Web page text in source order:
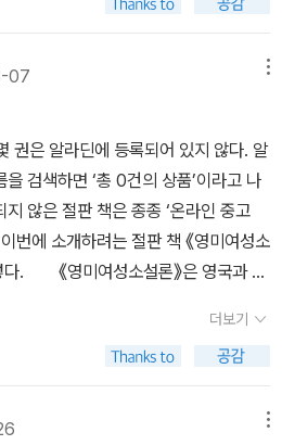
책 제목은 출판되어 있는 책의 제목
자> (개정 전) 에 나오는 제목과 차
페이지에 걸쳐 다루고 있는 작품만 포
< 볼드+파란색 글씨 순으로 내용 이
다 (제 생각). - 북플에서는 이 구분이
경우 포함시키지 않았습니다.* 마거
우닝, 에밀리 브론테 등에 대해 궁금하
발견>이 도움이 됩니다. * 제가 모
정 반영하겠습니다 :)+ 밀턴의 <실낙
은 느낌이 드는군요.
(소설)은 모두 일곱 편으로, 샬럿 4
가운데 샬럿의 <셜리>(1849)와 앤
이 (분명치 않은 이유로) 아직 국
<제인 에어>를 골랐는데, <빌레트>
지 않았지만, 새 번역본이 없다는 핑계
던 창비판 <빌레뜨>가 세계문학전집
레트>를 포함하면 다른 작가의 작품
일정이라서 고심이 된다. 굉장히
에어>에 비하면 <교수>는 한 종, 그
되었다. 이런 쏠림 현상이 강사 입장
설 가운데 이가 하나 빠진 것처럼 된
인 에어>이지만, <제인 에어>를 이해
에 대한 독서가 필요하다. 무엇이 다
07
권은 알라딘에 등록되어 있지 않다. 알
검색하면 ‘총 0건의 상품’이라고 나
않은 절판 책은 종종 ‘온라인 중고
번에 소개하려는 절판 책 《영미여성소
국과 미
한 것은 아닌데, 책의 분량이 제한된
논문이 아닌 글 한 편이 있는데, 그 글
노벨 문학상 수상 기념 연설문이다. 1
영문과(현재 명칭은 영어영문학과)에
더보기